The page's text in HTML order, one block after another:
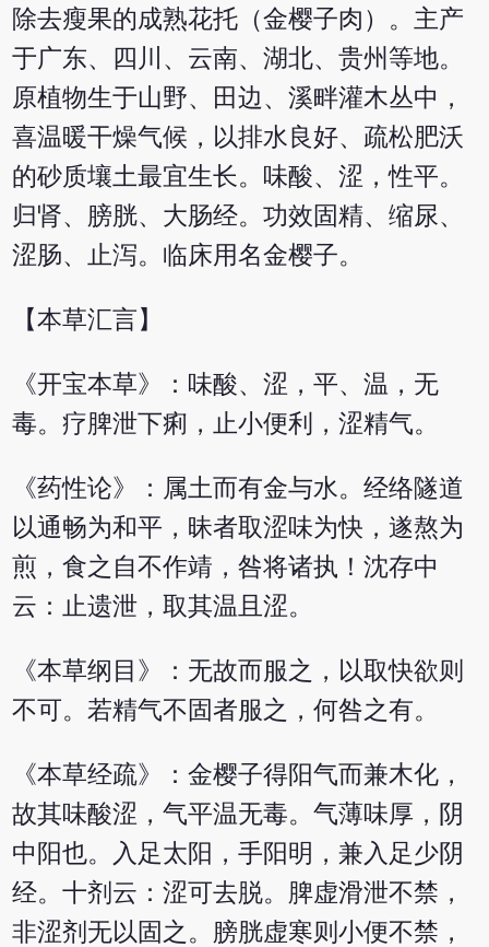
除去瘦果的成熟花托（金樱子肉）。主产
于广东、四川、云南、湖北、贵州等地。
原植物生于山野、田边、溪畔灌木丛中，
喜温暖干燥气候，以排水良好、疏松肥沃
的砂质壤土最宜生长。味酸、涩，性平。
归肾、膀胱、大肠经。功效固精、缩尿、
涩肠、止泻。临床用名金樱子。
【本草汇言】
《开宝本草》：味酸、涩，平、温，无
毒。疗脾泄下痢，止小便利，涩精气。
《药性论》：属土而有金与水。经络隧道
以通畅为和平，昧者取涩味为快，遂熬为
煎，食之自不作靖，咎将诸执！沈存中
云：止遗泄，取其温且涩。
《本草纲目》：无故而服之，以取快欲则
不可。若精气不固者服之，何咎之有。
《本草经疏》：金樱子得阳气而兼木化，
故其味酸涩，气平温无毒。气薄味厚，阴
中阳也。入足太阳，手阳明，兼入足少阴
经。十剂云：涩可去脱。脾虚滑泄不禁，
非涩剂无以固之。膀胱虚寒则小便不禁，